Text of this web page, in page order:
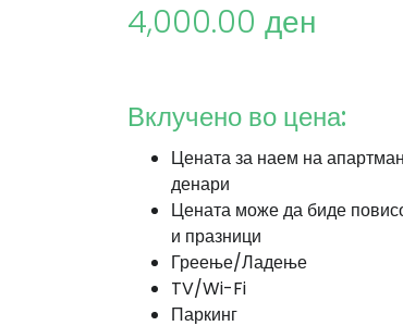
4,000.00 ден
Вклучено во цена:
Цената за наем на
денари
Цената може да биде
и празници
Греење/Ладење
TV/Wi-Fi
Паркинг